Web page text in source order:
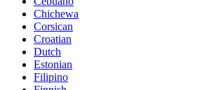
Chichewa
Corsican
Croatian
Dutch
Estonian
Filipino